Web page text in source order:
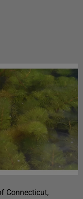
Connecticut,